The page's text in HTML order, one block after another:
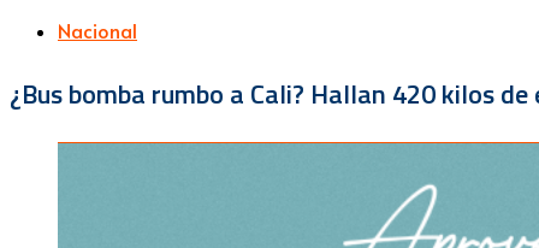
Nacional
¿Bus bomba rumbo a Cali? Hallan 420 kilos